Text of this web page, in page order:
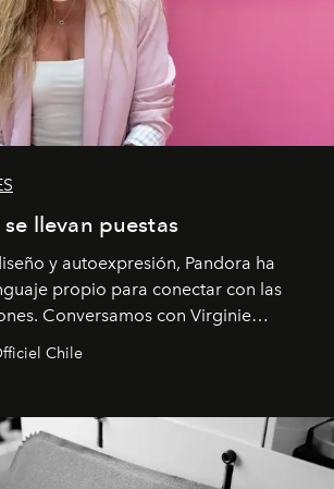
llevan puestas
y autoexpresión, Pandora ha
propio para conectar con las
Conversamos con Virginie
de marketing para
identidad, cultura y el valor
Chile